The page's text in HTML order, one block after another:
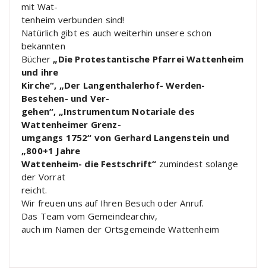
mit Wat-
tenheim verbunden sind!
Natürlich gibt es auch weiterhin unsere schon
bekannten
Bücher „Die Protestantische Pfarrei Wattenheim
und ihre
Kirche“, „Der Langenthalerhof- Werden-
Bestehen- und Ver-
gehen“, „Instrumentum Notariale des
Wattenheimer Grenz-
umgangs 1752“ von Gerhard Langenstein und
„800+1 Jahre
Wattenheim- die Festschrift“ zumindest solange
der Vorrat
reicht.
Wir freuen uns auf Ihren Besuch oder Anruf.
Das Team vom Gemeindearchiv,
auch im Namen der Ortsgemeinde Wattenheim